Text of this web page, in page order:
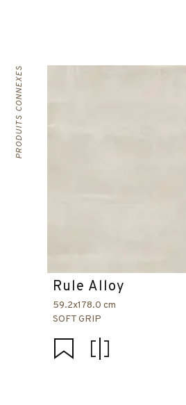
PRODUITS CONNEXES
Rule Alloy
59.2x178.0 cm
SOFT GRIP